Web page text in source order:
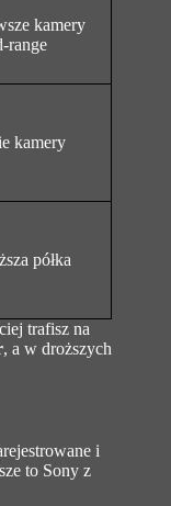
kamery
range
kamery
półka
trafisz na
, a w droższych
i
to Sony z